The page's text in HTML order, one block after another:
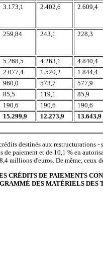
3.173,1 2.402,6 2.609,4
259,84 243,1 228,3
5.268,5 4.263,1 4.840,4
2.077,4 1.520,2 1.844,4
960,0 573,7 577,9
85,5 119,1 85,9
190,6 190,6 190,6
15.299,9 12.273,9 13.643,9
destinés aux restructurations -
paiement et de 10,1 % en
millions d'euros. De même, ceux
CRÉDITS DE PAIEMENTS
DES MATÉRIELS DES